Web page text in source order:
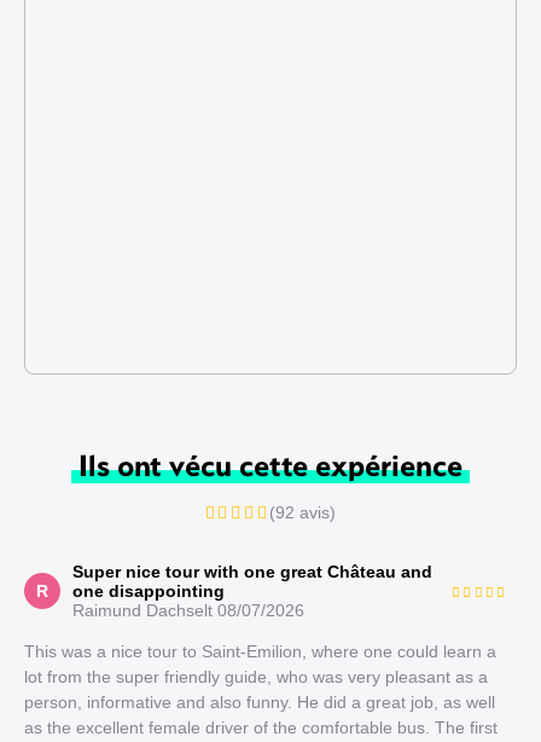
Ils ont vécu cette expérience
(92 avis)
R
Super nice tour with one great Château and
one disappointing
Raimund Dachselt 08/07/2026
This was a nice tour to Saint-Emilion, where one could learn a
lot from the super friendly guide, who was very pleasant as a
person, informative and also funny. He did a great job, as well
as the excellent female driver of the comfortable bus. The first